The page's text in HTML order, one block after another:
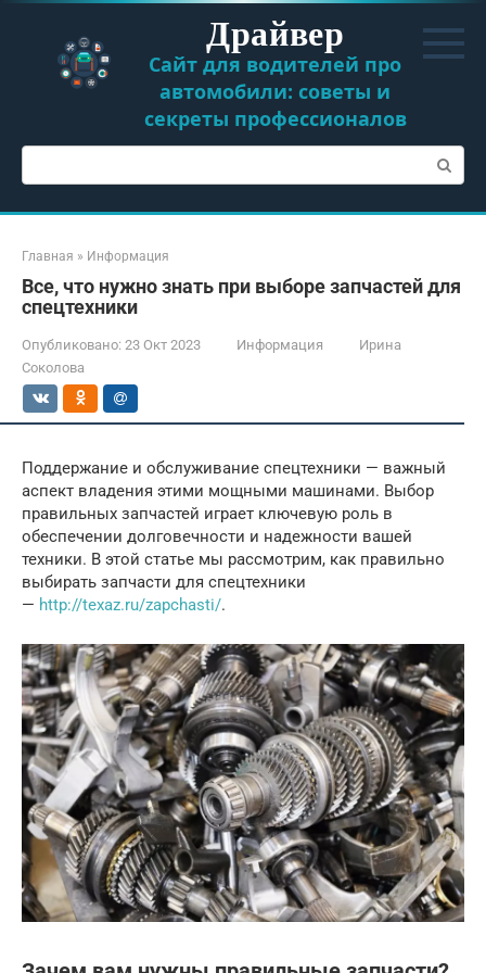
Перейти
контенту
Драйвер
Сайт для водителей про
автомобили: советы и
секреты профессионалов
Поиск:
Главная » Информация
Все, что нужно знать при выборе запчастей для
спецтехники
Опубликовано: 23 Окт 2023 Информация
Ирина
Соколова
Поддержание и обслуживание спецтехники — важный
аспект владения этими мощными машинами. Выбор
правильных запчастей играет ключевую роль в
обеспечении долговечности и надежности вашей
техники. В этой статье мы рассмотрим, как правильно
выбирать запчасти для спецтехники
— http://texaz.ru/zapchasti/.